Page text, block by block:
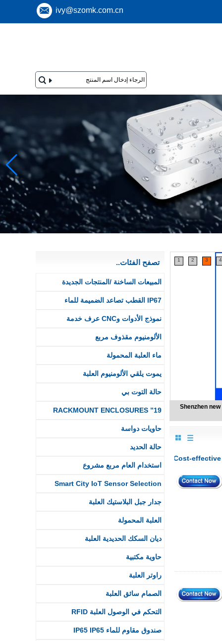
ivy@szomk.com.cn
تصفح الفئات..
المبيعات الساخنة /المنتجات الجديدة
IP67 القطب تصاعد الضميمة للماء
نموذج الأدوات وCNC عرف خدمة
الألومنيوم مقذوف مربع
ماء العلبة المحمولة
يموت يلقي الألومنيوم العلبة
حالة التوت بي
19” RACKMOUNT ENCLOSURES
حاويات دواسة
حالة الحديد
استخدام العام مربع مشروع
Smart City IoT Sensor Selection
جدار جبل البلاستيك العلبة
العلبة المحمولة
ديان السكك الحديدية العلبة
حاوية مكتبية
راوتر العلبة
الصمام سائق العلبة
التحكم في الوصول العلبة RFID
صندوق مقاوم للماء IP65 IP65
1 2 3 4
ShenZhen
Cost-